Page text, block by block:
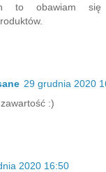
to obawiam
29 grudnia 2020
:)
2020 16:50